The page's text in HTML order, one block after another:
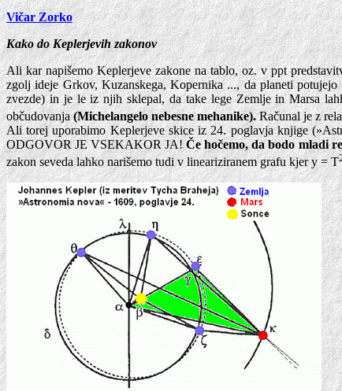
Vičar Zorko
Kako do Keplerjevih zakonov
Ali kar napišemo Keplerjeve zakone na tablo, oz. v ppt
zgolj ideje Grkov, Kuzanskega, Kopernika ..., da planeti
zvezde) in je le iz njih sklepal, da take lege Zemlje in Marsa
občudovanja(Michelangelo nebesne mehanike).Računal je z
Ali torej uporabimo Keplerjeve skice iz 24. poglavja knjige
ODGOVOR JE VSEKAKOR JA!Če hočemo, da bodo mladi
zakon seveda lahko narišemo tudi v lineariziranem grafu kjer y = T